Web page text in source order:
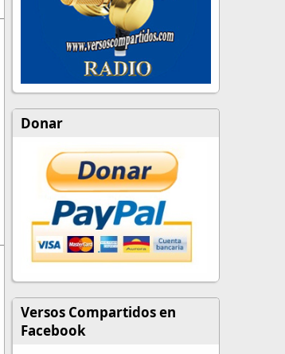
Donar
Versos Compartidos en
Facebook